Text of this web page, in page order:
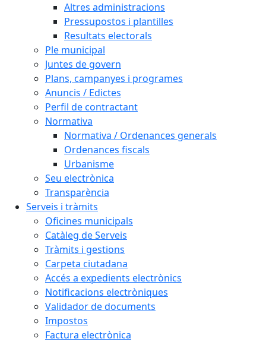
Altres administracions
Pressupostos i plantilles
Resultats electorals
Ple municipal
Juntes de govern
Plans, campanyes i programes
Anuncis / Edictes
Perfil de contractant
Normativa
Normativa / Ordenances generals
Ordenances fiscals
Urbanisme
Seu electrònica
Transparència
Serveis i tràmits
Oficines municipals
Catàleg de Serveis
Tràmits i gestions
Carpeta ciutadana
Accés a expedients electrònics
Notificacions electròniques
Validador de documents
Impostos
Factura electrònica